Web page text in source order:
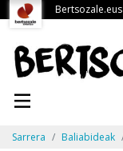
Bertsozale.eus
Sarrera Baliabideak